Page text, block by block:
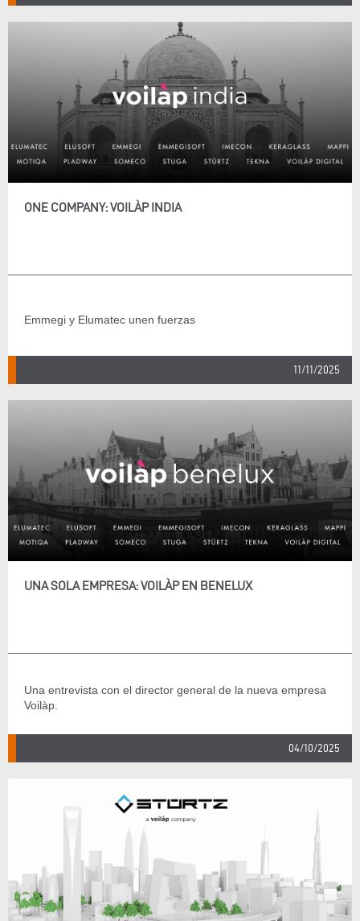
ONE COMPANY: VOILÀP INDIA
Emmegi y Elumatec unen fuerzas
11/11/2025
UNA SOLA EMPRESA: VOILÀP EN BENELUX
Una entrevista con el director general de la nueva empresa
Voilàp.
04/10/2025